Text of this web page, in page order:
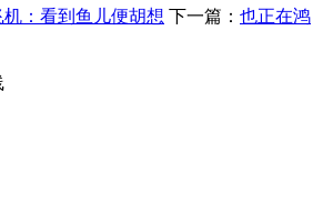
：看到鱼儿便胡想 下一篇： 也正在鸿